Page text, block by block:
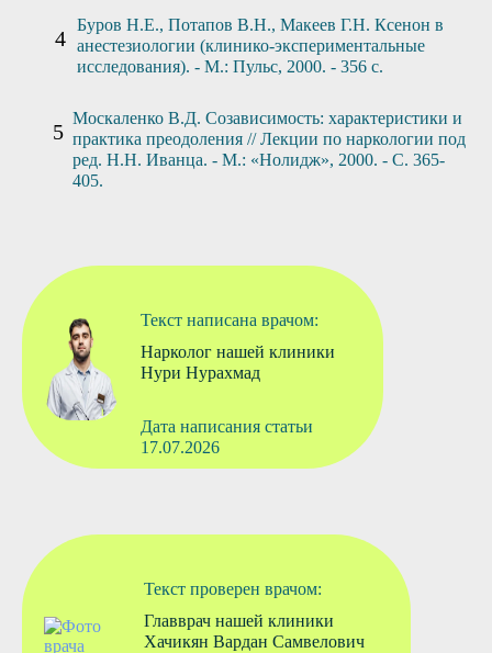
Буров Н.Е., Потапов В.Н., Макеев Г.Н. Ксенон в
анестезиологии (клинико-экспериментальные
исследования). - М.: Пульс, 2000. - 356 с.
Москаленко В.Д. Созависимость: характеристики и
практика преодоления // Лекции по наркологии под
ред. Н.Н. Иванца. - М.: «Нолидж», 2000. - С. 365-
405.
Текст написана врачом:
Нарколог нашей клиники
Нури Нурахмад
Дата написания статьи
17.07.2026
Текст проверен врачом:
Главврач нашей клиники
Хачикян Вардан Самвелович